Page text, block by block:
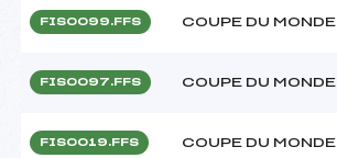
FIS0099.FFS COUPE DU MONDE
FIS0097.FFS COUPE DU MONDE
FIS0019.FFS COUPE DU MONDE